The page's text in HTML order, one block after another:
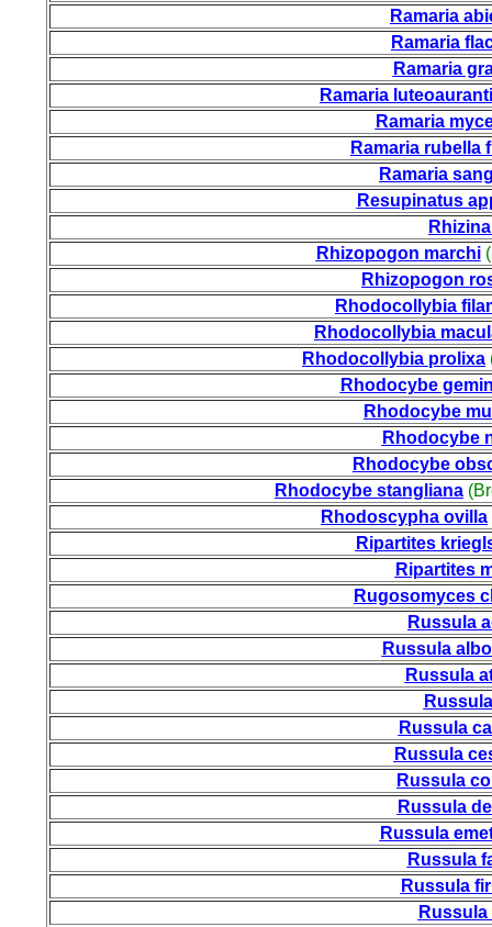
Ramaria
Ramaria
Ramaria
Ramaria
Ramaria
Ramaria rubella
Ramaria
Resupinatus
Rhizopogon marchi
Rhizopogon
Rhodocollybia
Rhodocollybia
Rhodocollybia prolixa
Rhodocybe
Rhodocybe
Rhodocybe
Rhodocybe
Rhodocybe stangliana
Rhodoscypha ovilla
Ripartites
Ripartites
Rugosomyces
Russula
Russula
Russula
Russula
Russula
Russula
Russula
Russula
Russula
Russula